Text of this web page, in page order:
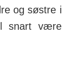
og søstre i
snart være